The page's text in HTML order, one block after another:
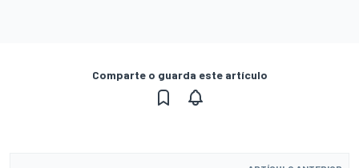
Comparte o guarda este artículo